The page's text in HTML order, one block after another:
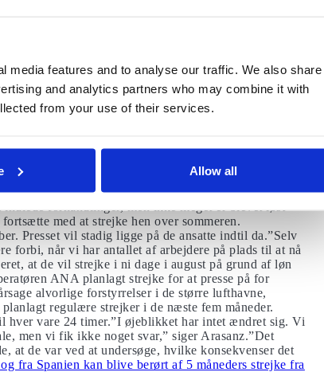
media features and to analyse our traffic. We also share
and analytics partners who may combine it with
from your use of their services.
Allow all
lov,” forklarer hun. “Men de har kun
året og to ekstra betalinger, som de fleste spanske
grund af strejker
over for en disciplinærsag.
sommer?
med at strejke hen over sommeren.
Presset vil stadig ligge på de ansatte indtil da.”Selv
forbi, når vi har antallet af arbejdere på plads til at nå
at de vil strejke i ni dage i august på grund af løn
ANA planlagt strejke for at presse på for
alvorlige forstyrrelser i de større lufthavne,
regulære strejker i de næste fem måneder.
hver vare 24 timer.”I øjeblikket har intet ændret sig. Vi
men vi fik ikke noget svar,” siger Arasanz.”Det
at de var ved at undersøge, hvilke konsekvenser det
fra Spanien kan blive berørt af 5 måneders strejke fra